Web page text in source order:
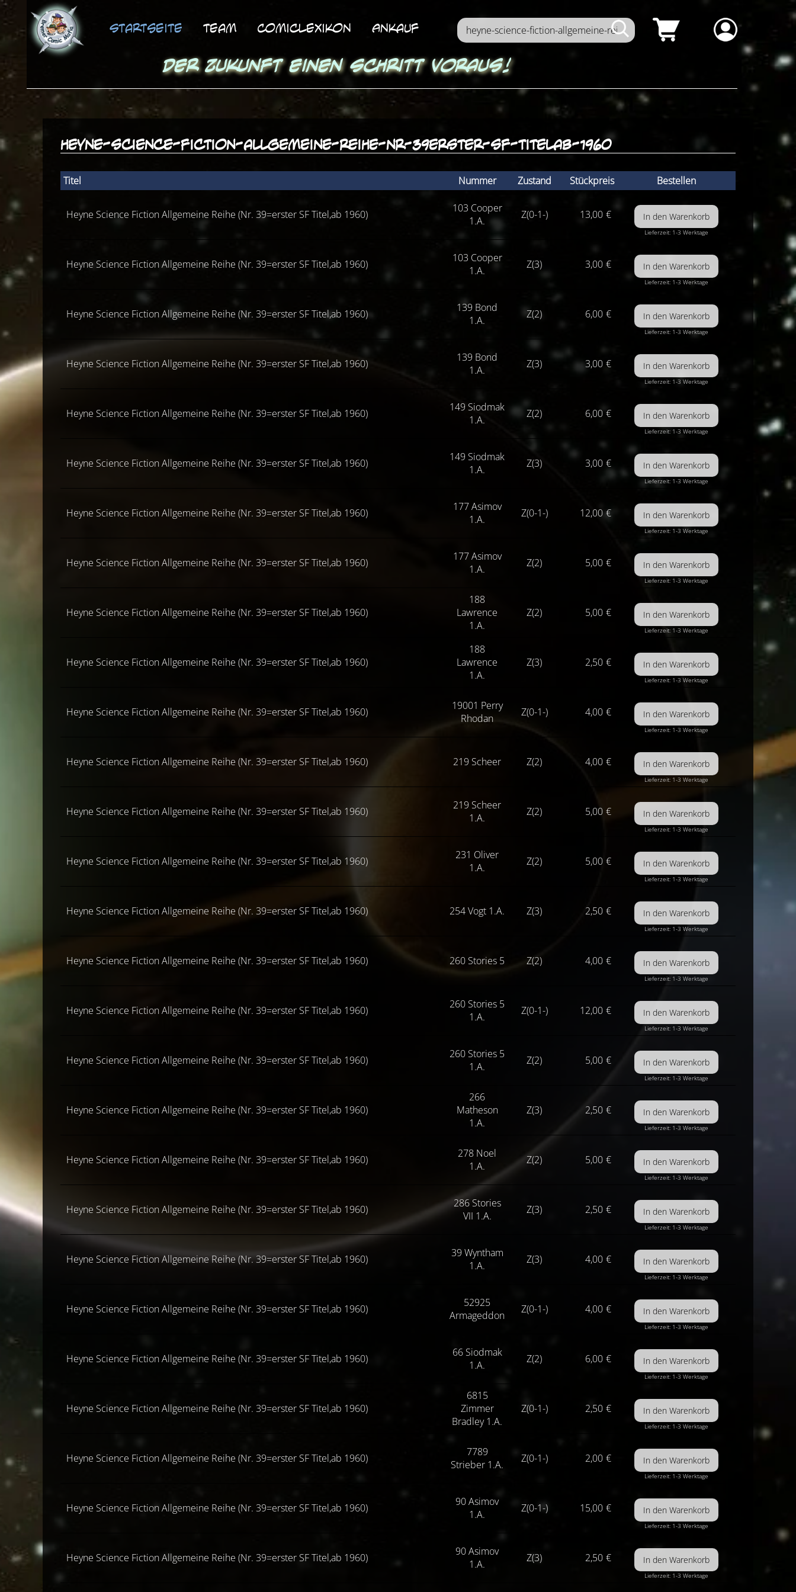
Startseite Team ComicLexikon Ankauf
Der Zukunft einen Schritt voraus!
heyne-science-fiction-allgemeine-reihe-nr-39erster-sf-titelab-1960
Titel Nummer Zustand Stückpreis Bestellen
Heyne Science Fiction Allgemeine Reihe (Nr. 39=erster SF Titel,ab 1960)
103 Cooper
1.A.
Z(0-1-) 13,00 €
Lieferzeit: 1-3 Werktage
Heyne Science Fiction Allgemeine Reihe (Nr. 39=erster SF Titel,ab 1960)
103 Cooper
1.A.
Z(3) 3,00 €
Lieferzeit: 1-3 Werktage
Heyne Science Fiction Allgemeine Reihe (Nr. 39=erster SF Titel,ab 1960)
139 Bond
1.A.
Z(2) 6,00 €
Lieferzeit: 1-3 Werktage
Heyne Science Fiction Allgemeine Reihe (Nr. 39=erster SF Titel,ab 1960)
139 Bond
1.A.
Z(3) 3,00 €
Lieferzeit: 1-3 Werktage
Heyne Science Fiction Allgemeine Reihe (Nr. 39=erster SF Titel,ab 1960)
149 Siodmak
1.A.
Z(2) 6,00 €
Lieferzeit: 1-3 Werktage
Heyne Science Fiction Allgemeine Reihe (Nr. 39=erster SF Titel,ab 1960)
149 Siodmak
1.A.
Z(3) 3,00 €
Lieferzeit: 1-3 Werktage
Heyne Science Fiction Allgemeine Reihe (Nr. 39=erster SF Titel,ab 1960)
177 Asimov
1.A.
Z(0-1-) 12,00 €
Lieferzeit: 1-3 Werktage
Heyne Science Fiction Allgemeine Reihe (Nr. 39=erster SF Titel,ab 1960)
177 Asimov
1.A.
Z(2) 5,00 €
Lieferzeit: 1-3 Werktage
Heyne Science Fiction Allgemeine Reihe (Nr. 39=erster SF Titel,ab 1960)
188
Lawrence
1.A.
Z(2) 5,00 €
Lieferzeit: 1-3 Werktage
Heyne Science Fiction Allgemeine Reihe (Nr. 39=erster SF Titel,ab 1960)
188
Lawrence
1.A.
Z(3) 2,50 €
Lieferzeit: 1-3 Werktage
Heyne Science Fiction Allgemeine Reihe (Nr. 39=erster SF Titel,ab 1960)
19001 Perry
Rhodan
Z(0-1-) 4,00 €
Lieferzeit: 1-3 Werktage
Heyne Science Fiction Allgemeine Reihe (Nr. 39=erster SF Titel,ab 1960) 219 Scheer Z(2) 4,00 €
Lieferzeit: 1-3 Werktage
Heyne Science Fiction Allgemeine Reihe (Nr. 39=erster SF Titel,ab 1960)
219 Scheer
1.A.
Z(2) 5,00 €
Lieferzeit: 1-3 Werktage
Heyne Science Fiction Allgemeine Reihe (Nr. 39=erster SF Titel,ab 1960)
231 Oliver
1.A.
Z(2) 5,00 €
Lieferzeit: 1-3 Werktage
Heyne Science Fiction Allgemeine Reihe (Nr. 39=erster SF Titel,ab 1960) 254 Vogt 1.A. Z(3) 2,50 €
Lieferzeit: 1-3 Werktage
Heyne Science Fiction Allgemeine Reihe (Nr. 39=erster SF Titel,ab 1960) 260 Stories 5 Z(2) 4,00 €
Lieferzeit: 1-3 Werktage
Heyne Science Fiction Allgemeine Reihe (Nr. 39=erster SF Titel,ab 1960)
260 Stories 5
1.A.
Z(0-1-) 12,00 €
Lieferzeit: 1-3 Werktage
Heyne Science Fiction Allgemeine Reihe (Nr. 39=erster SF Titel,ab 1960)
260 Stories 5
1.A.
Z(2) 5,00 €
Lieferzeit: 1-3 Werktage
Heyne Science Fiction Allgemeine Reihe (Nr. 39=erster SF Titel,ab 1960)
266
Matheson
1.A.
Z(3) 2,50 €
Lieferzeit: 1-3 Werktage
Heyne Science Fiction Allgemeine Reihe (Nr. 39=erster SF Titel,ab 1960)
278 Noel
1.A.
Z(2) 5,00 €
Lieferzeit: 1-3 Werktage
Heyne Science Fiction Allgemeine Reihe (Nr. 39=erster SF Titel,ab 1960)
286 Stories
VII 1.A.
Z(3) 2,50 €
Lieferzeit: 1-3 Werktage
Heyne Science Fiction Allgemeine Reihe (Nr. 39=erster SF Titel,ab 1960)
39 Wyntham
1.A.
Z(3) 4,00 €
Lieferzeit: 1-3 Werktage
Heyne Science Fiction Allgemeine Reihe (Nr. 39=erster SF Titel,ab 1960)
52925
Armageddon
Z(0-1-) 4,00 €
Lieferzeit: 1-3 Werktage
Heyne Science Fiction Allgemeine Reihe (Nr. 39=erster SF Titel,ab 1960)
66 Siodmak
1.A.
Z(2) 6,00 €
Lieferzeit: 1-3 Werktage
Heyne Science Fiction Allgemeine Reihe (Nr. 39=erster SF Titel,ab 1960)
6815
Zimmer
Bradley 1.A.
Z(0-1-) 2,50 €
Lieferzeit: 1-3 Werktage
Heyne Science Fiction Allgemeine Reihe (Nr. 39=erster SF Titel,ab 1960)
7789
Strieber 1.A.
Z(0-1-) 2,00 €
Lieferzeit: 1-3 Werktage
Heyne Science Fiction Allgemeine Reihe (Nr. 39=erster SF Titel,ab 1960)
90 Asimov
1.A.
Z(0-1-) 15,00 €
Lieferzeit: 1-3 Werktage
Heyne Science Fiction Allgemeine Reihe (Nr. 39=erster SF Titel,ab 1960)
90 Asimov
1.A.
Z(3) 2,50 €
Lieferzeit: 1-3 Werktage